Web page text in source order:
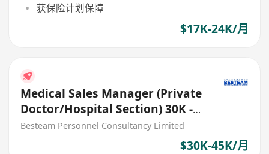
获保险计划保障
$17K-24K/月
Medical Sales Manager (Private
Doctor/Hospital Section) 30K -
45K
Besteam Personnel Consultancy Limited
$30K-45K/月